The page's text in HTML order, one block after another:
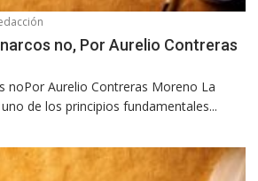
no, Por Aurelio Contreras
noPor Aurelio Contreras Moreno La
de los principios fundamentales...